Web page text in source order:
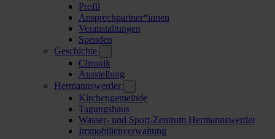
Profil
Ansprechpartner*innen
Veranstaltungen
Spenden
Geschichte
Chronik
Ausstellung
Hermannswerder
Kirchengemeinde
Tagungshaus
Wasser- und Sport-Zentrum Hermannswerder
Immobilienverwaltung